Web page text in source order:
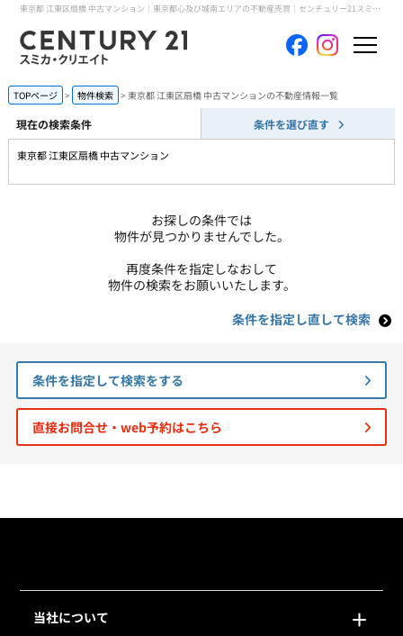
東京都 江東区扇橋 中古マンション｜東京都心及び城南エリアの不動産売買｜センチュリー21スミカ・クリエイト
ホーム
当社について
買いたい
売りたい
コンテンツ
会員メニュー
TOPページ 物件検索 東京都 江東区扇橋 中古マンションの不動産情報一覧
現在の検索条件 条件を選び直す
東京都 江東区扇橋 中古マンション
お探しの条件では
物件が見つかりませんでした。
再度条件を指定しなおして
物件の検索をお願いいたします。
条件を指定し直して検索
条件を指定して検索をする
直接お問合せ・web予約はこちら
当社について